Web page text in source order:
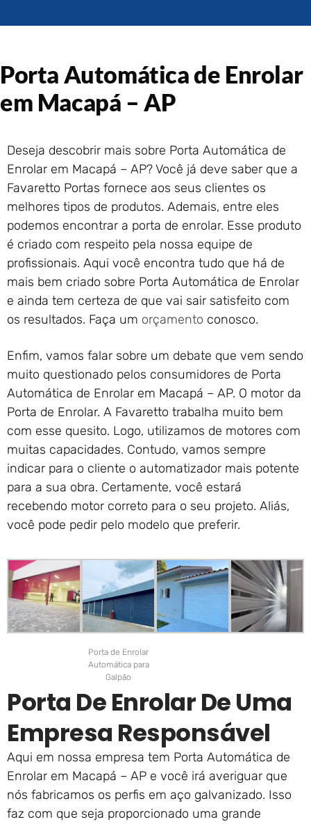
Enrolar em Rio das Ostras –
Enrolar em Queimados – RJ
Portão de Garagem de
Enrolar em Petrópolis – RJ
Enrolar em Nova Iguaçu – RJ
Portão de Garagem de
Enrolar em Nova Friburgo –
RJ
Porta Automática de Enrolar
em Macapá – AP
Deseja descobrir mais sobre Porta Automática de
Enrolar em Macapá – AP? Você já deve saber que a
Favaretto Portas fornece aos seus clientes os
melhores tipos de produtos. Ademais, entre eles
podemos encontrar a porta de enrolar. Esse produto
é criado com respeito pela nossa equipe de
profissionais. Aqui você encontra tudo que há de
mais bem criado sobre Porta Automática de Enrolar
e ainda tem certeza de que vai sair satisfeito com
os resultados. Faça um orçamento conosco.
Enfim, vamos falar sobre um debate que vem sendo
muito questionado pelos consumidores de Porta
Automática de Enrolar em Macapá – AP. O motor da
Porta de Enrolar. A Favaretto trabalha muito bem
com esse quesito. Logo, utilizamos de motores com
muitas capacidades. Contudo, vamos sempre
indicar para o cliente o automatizador mais potente
para a sua obra. Certamente, você estará
recebendo motor correto para o seu projeto. Aliás,
você pode pedir pelo modelo que preferir.
Porta de Enrolar
Automática para
Galpão
Porta De Enrolar De Uma
Empresa Responsável
Aqui em nossa empresa tem Porta Automática de
Enrolar em Macapá – AP e você irá averiguar que
nós fabricamos os perfis em aço galvanizado. Isso
faz com que seja proporcionado uma grande